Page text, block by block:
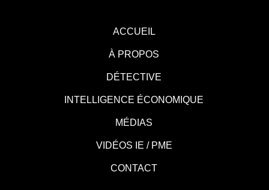
ACCUEIL
À PROPOS
DÉTECTIVE
INTELLIGENCE ÉCONOMIQUE
MÉDIAS
VIDÉOS IE / PME
CONTACT